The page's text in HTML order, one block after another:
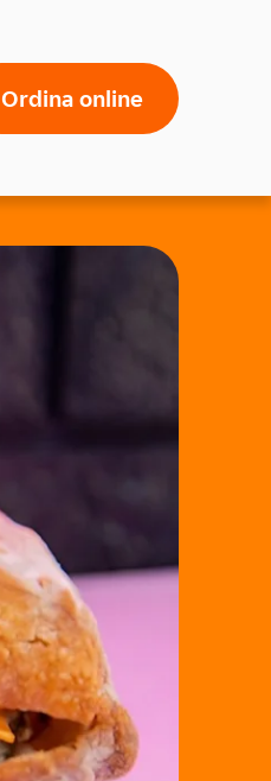
Ordina online